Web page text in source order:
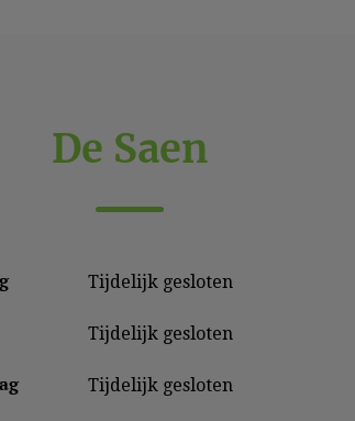
De Saen
Tijdelijk gesloten
Tijdelijk gesloten
Tijdelijk gesloten